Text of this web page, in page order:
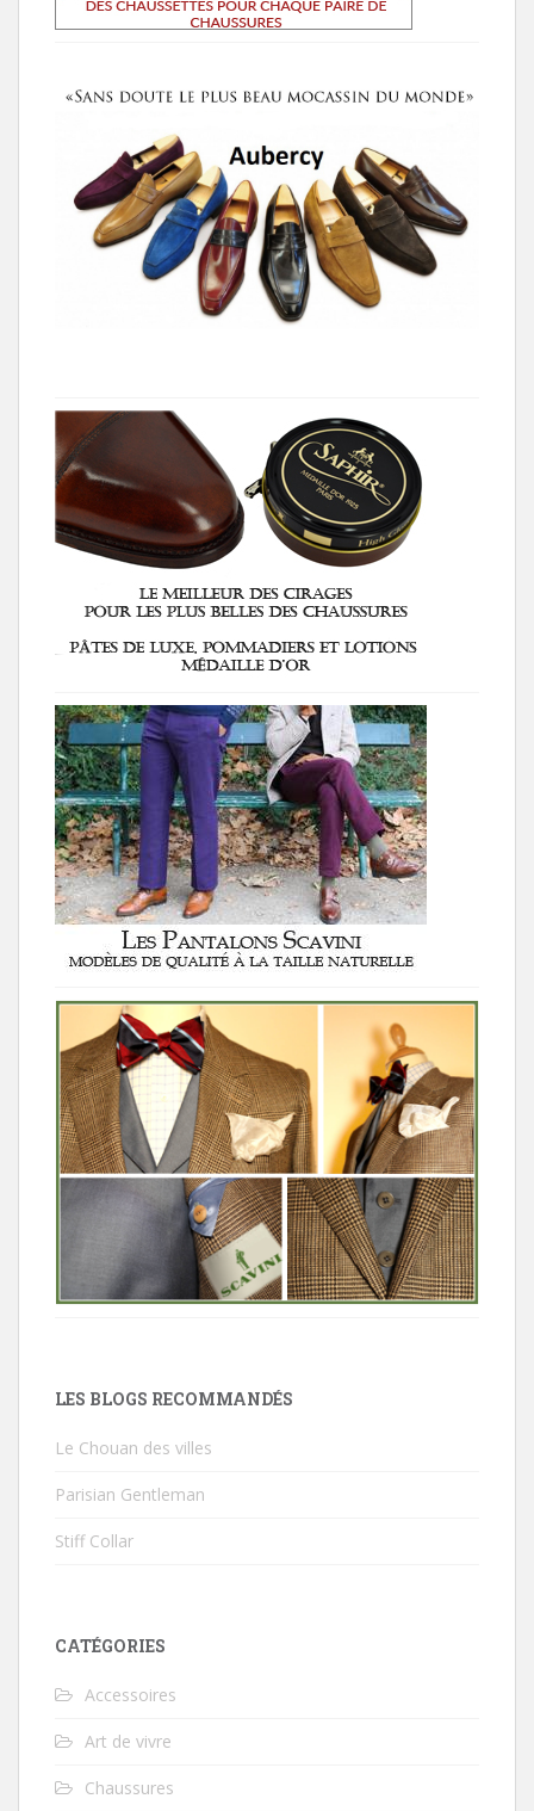
LES BLOGS RECOMMANDÉS
Le Chouan des villes
Parisian Gentleman
Stiff Collar
CATÉGORIES
Accessoires
Art de vivre
Chaussures